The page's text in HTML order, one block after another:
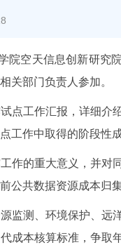
院空天信息创新研究
关部门负责人参加。
点工作汇报，详细介
工作中取得的阶段性
作的重大意义，并对
公共数据资源成本归
监测、环境保护、远
成本核算标准，争取